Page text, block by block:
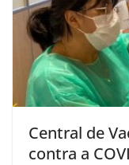
Central de
contra a